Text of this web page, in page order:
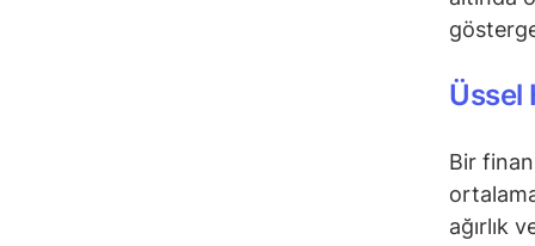
Üssel
Bir
ağırlık